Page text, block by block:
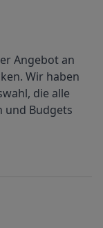
Angebot an
Wir haben
die alle
und Budgets